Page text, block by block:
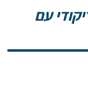
עם